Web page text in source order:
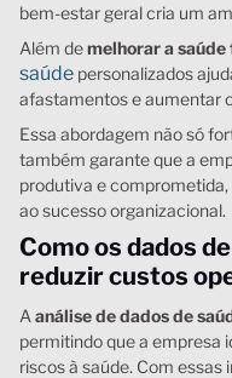
bem-estar geral cria um
Além demelhorar a saúde
saúde personalizados
afastamentos e aumentar
Essa abordagem não só
também garante que a
produtiva e
ao sucesso organizacional.
Como os dados
reduzir custos
A análise dedados de
permitindo que a empresa
riscos à saúde. Com